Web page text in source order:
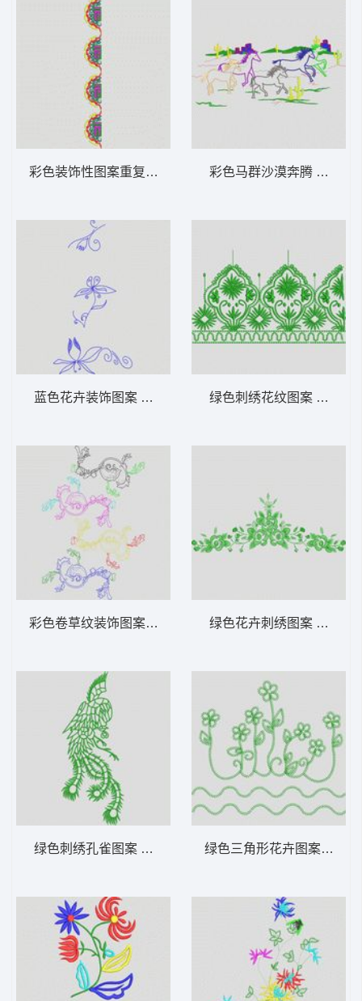
彩色装饰性图案重复排列 大花样
蓝色花卉装饰图案 大花样
彩色卷草纹装饰图案 大花样
绿色刺绣孔雀图案 大花样
彩色马群沙漠奔腾 大花样
绿色刺绣花纹图案 大花样
绿色花卉刺绣图案 大花样
绿色三角形花卉图案 大花样